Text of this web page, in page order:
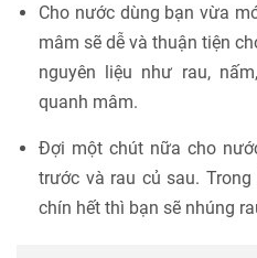
Cho nước dùng bạn vừa
mâm sẽ dễ và thuận tiện
nguyên liệu như rau,
quanh mâm.
Đợi một chút nữa cho
trước và rau củ sau.
chín hết thì bạn sẽ nhúng